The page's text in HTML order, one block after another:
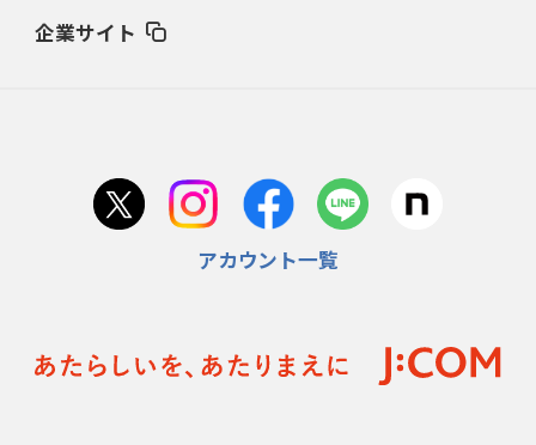
企業サイト
アカウント一覧